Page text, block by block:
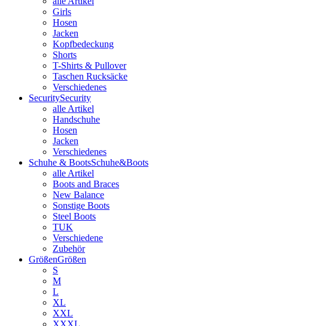
Girls
Hosen
Jacken
Kopfbedeckung
Shorts
T-Shirts & Pullover
Taschen Rucksäcke
Verschiedenes
SecuritySecurity
alle Artikel
Handschuhe
Hosen
Jacken
Verschiedenes
Schuhe & BootsSchuhe&Boots
alle Artikel
Boots and Braces
New Balance
Sonstige Boots
Steel Boots
TUK
Verschiedene
Zubehör
GrößenGrößen
S
M
L
XL
XXL